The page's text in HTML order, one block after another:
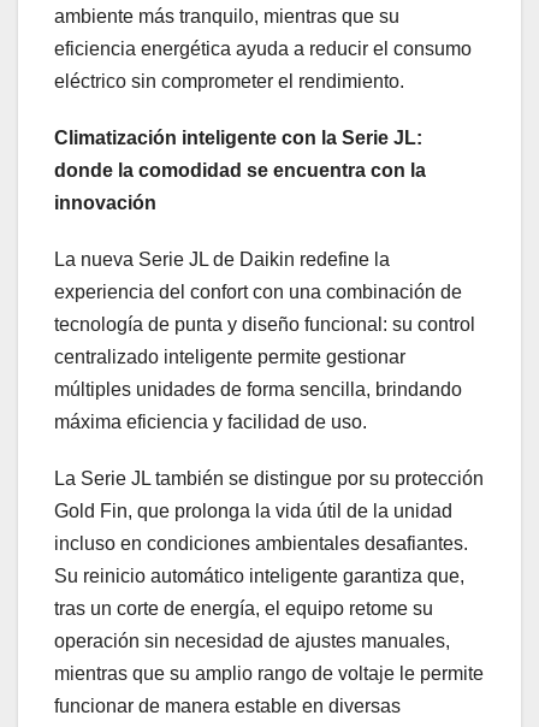
ambiente más tranquilo, mientras que su
eficiencia energética ayuda a reducir el consumo
eléctrico sin comprometer el rendimiento.
Climatización inteligente con la Serie JL:
donde la comodidad se encuentra con la
innovación
La nueva Serie JL de Daikin redefine la
experiencia del confort con una combinación de
tecnología de punta y diseño funcional: su control
centralizado inteligente permite gestionar
múltiples unidades de forma sencilla, brindando
máxima eficiencia y facilidad de uso.
La Serie JL también se distingue por su protección
Gold Fin, que prolonga la vida útil de la unidad
incluso en condiciones ambientales desafiantes.
Su reinicio automático inteligente garantiza que,
tras un corte de energía, el equipo retome su
operación sin necesidad de ajustes manuales,
mientras que su amplio rango de voltaje le permite
funcionar de manera estable en diversas